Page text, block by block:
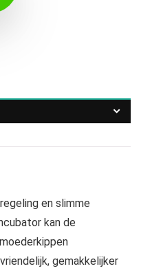
en slimme
kan de
gemakkelijker